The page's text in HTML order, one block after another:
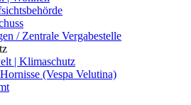
/ Zentrale Vergabestelle
| Klimaschutz
(Vespa Velutina)